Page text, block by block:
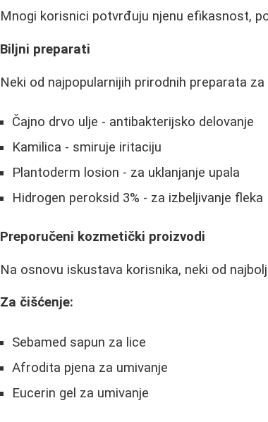
Mnogi korisnici potvrđuju njenu efikasnost,
Biljni preparati
Neki od najpopularnijih prirodnih preparata
Čajno drvo ulje - antibakterijsko delovanje
Kamilica - smiruje iritaciju
Plantoderm losion - za uklanjanje upala
Hidrogen peroksid 3% - za izbeljivanje fleka
Preporučeni kozmetički proizvodi
Na osnovu iskustava korisnika, neki od
Za čišćenje:
Sebamed sapun za lice
Afrodita pjena za umivanje
Eucerin gel za umivanje